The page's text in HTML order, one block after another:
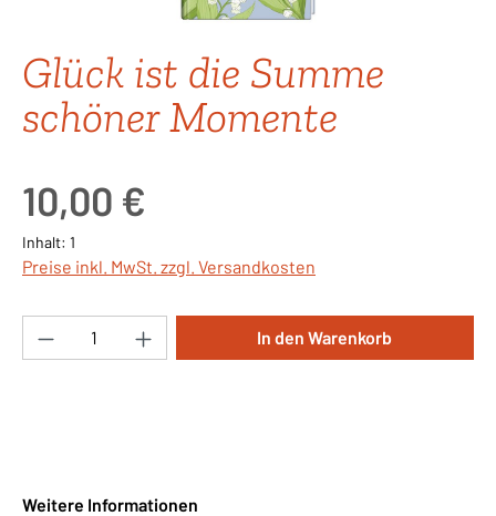
Glück ist die Summe
schöner Momente
10,00 €
Inhalt: 1
Preise inkl. MwSt. zzgl. Versandkosten
Produkt Anzahl: Gib den gewünschten
In den Warenkorb
Weitere Informationen